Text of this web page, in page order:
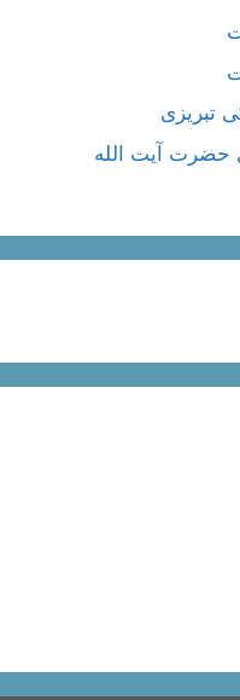
تبریزی
حضرت آیت الله